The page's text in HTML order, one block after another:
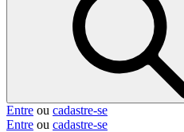
Entre ou cadastre-se
Entre ou cadastre-se